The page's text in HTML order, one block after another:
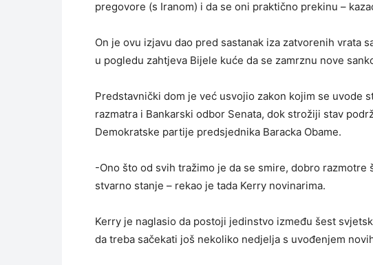
pregovore (s Iranom) i da se oni praktično prekinu –
On je ovu izjavu dao pred sastanak iza zatvorenih vrata
u pogledu zahtjeva Bijele kuće da se zamrznu nove
Predstavnički dom je već usvojio zakon kojim se uvode
razmatra i Bankarski odbor Senata, dok strožiji stav
Demokratske partije predsjednika Baracka Obame.
-Ono što od svih tražimo je da se smire, dobro razmotre
stvarno stanje – rekao je tada Kerry novinarima.
Kerry je naglasio da postoji jedinstvo između šest
da treba sačekati još nekoliko nedjelja s uvođenjem